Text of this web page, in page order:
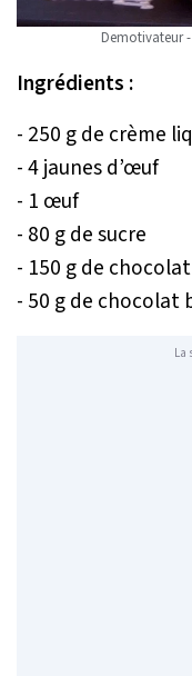
Demotivateur
Ingrédients :
- 250 g de crème
- 4 jaunes d’œuf
- 1 œuf
- 80 g de sucre
- 150 g de chocolat
- 50 g de chocolat
La